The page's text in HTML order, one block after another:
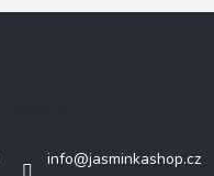
info@jasminkashop.cz